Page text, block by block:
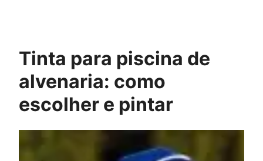
Tinta para piscina de
alvenaria: como
escolher e pintar